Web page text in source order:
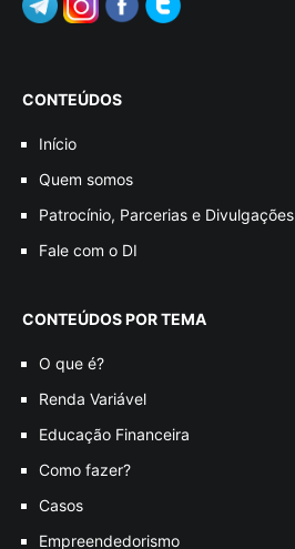
CONTEÚDOS
Início
Quem somos
Patrocínio, Parcerias e Divulgações
Fale com o DI
CONTEÚDOS POR TEMA
O que é?
Renda Variável
Educação Financeira
Como fazer?
Casos
Empreendedorismo